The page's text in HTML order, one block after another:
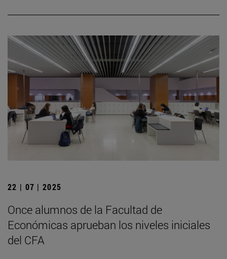
22 | 07 | 2025
Once alumnos de la Facultad de
Económicas aprueban los niveles iniciales
del CFA